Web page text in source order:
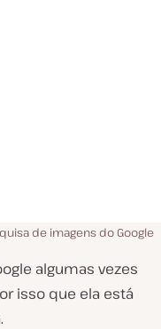
de imagens do Google
algumas vezes
isso que ela está